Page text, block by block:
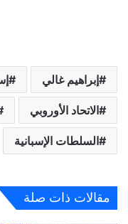
إبراهيم غالي
الاتحاد الأوروبي
السلطات الإسبانية
مقالات ذات صلة